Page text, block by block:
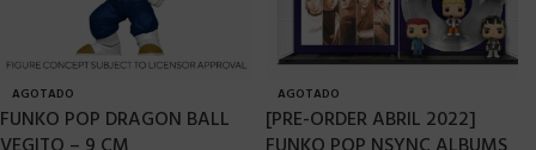
AGOTADO
FUNKO POP DRAGON BALL
AGOTADO
[PRE-ORDER ABRIL 2022]